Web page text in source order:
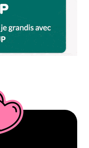
beurre
à la
/ Carottes,
de graines de
accompagnés
/ Bleu
mousse glacée
et très